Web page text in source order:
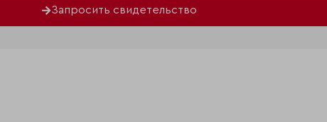
Запросить свидетельство